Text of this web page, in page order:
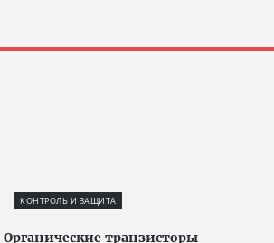
КОНТРОЛЬ И ЗАЩИТА
Органические транзисторы